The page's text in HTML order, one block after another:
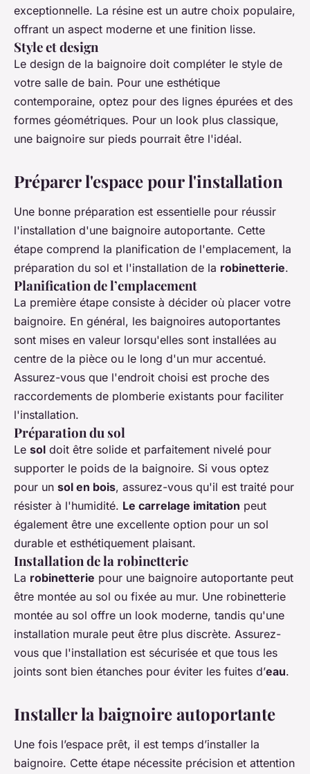
exceptionnelle. La résine est un autre choix populaire,
offrant un aspect moderne et une finition lisse.
Style et design
Le design de la baignoire doit compléter le style de
votre salle de bain. Pour une esthétique
contemporaine, optez pour des lignes épurées et des
formes géométriques. Pour un look plus classique,
une baignoire sur pieds pourrait être l'idéal.
Préparer l'espace pour l'installation
Une bonne préparation est essentielle pour réussir
l'installation d'une baignoire autoportante. Cette
étape comprend la planification de l'emplacement, la
préparation du sol et l'installation de la robinetterie.
Planification de l’emplacement
La première étape consiste à décider où placer votre
baignoire. En général, les baignoires autoportantes
sont mises en valeur lorsqu'elles sont installées au
centre de la pièce ou le long d'un mur accentué.
Assurez-vous que l'endroit choisi est proche des
raccordements de plomberie existants pour faciliter
l'installation.
Préparation du sol
Le sol doit être solide et parfaitement nivelé pour
supporter le poids de la baignoire. Si vous optez
pour un sol en bois, assurez-vous qu'il est traité pour
résister à l'humidité. Le carrelage imitation peut
également être une excellente option pour un sol
durable et esthétiquement plaisant.
Installation de la robinetterie
La robinetterie pour une baignoire autoportante peut
être montée au sol ou fixée au mur. Une robinetterie
montée au sol offre un look moderne, tandis qu'une
installation murale peut être plus discrète. Assurez-
vous que l'installation est sécurisée et que tous les
joints sont bien étanches pour éviter les fuites d’eau.
Installer la baignoire autoportante
Une fois l’espace prêt, il est temps d’installer la
baignoire. Cette étape nécessite précision et attention